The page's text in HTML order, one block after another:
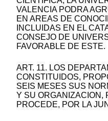
VALENCIA PODRA
EN AREAS DE
INCLUIDAS EN EL
CONSEJO DE
FAVORABLE DE ESTE.
ART. 11. LOS
CONSTITUIDOS,
SEIS MESES SUS
Y SU ORGANIZACION,
PROCEDE, POR LA